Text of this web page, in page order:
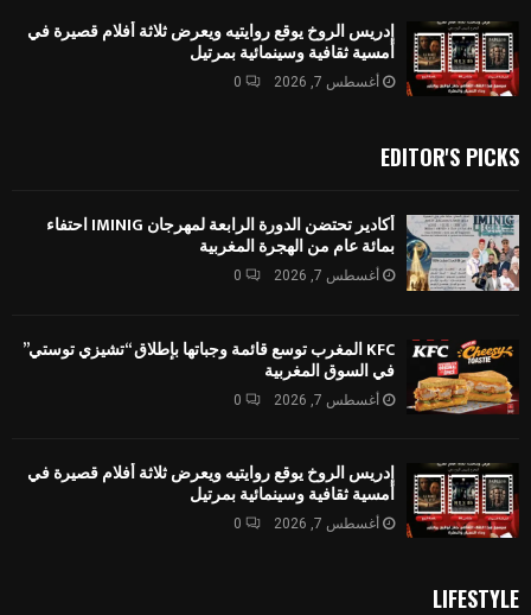
إدريس الروخ يوقع روايتيه ويعرض ثلاثة أفلام قصيرة في
أمسية ثقافية وسينمائية بمرتيل
أغسطس 7, 2026 0
EDITOR'S PICKS
أكادير تحتضن الدورة الرابعة لمهرجان IMINIG احتفاء
بمائة عام من الهجرة المغربية
أغسطس 7, 2026 0
KFC المغرب توسع قائمة وجباتها بإطلاق “تشيزي توستي”
في السوق المغربية
أغسطس 7, 2026 0
إدريس الروخ يوقع روايتيه ويعرض ثلاثة أفلام قصيرة في
أمسية ثقافية وسينمائية بمرتيل
أغسطس 7, 2026 0
LIFESTYLE